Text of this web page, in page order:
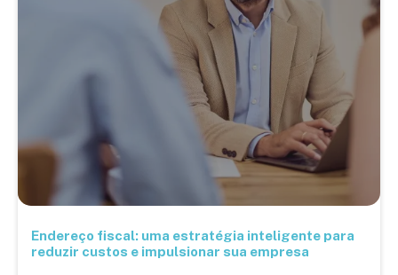
Endereço fiscal: uma estratégia inteligente para
reduzir custos e impulsionar sua empresa